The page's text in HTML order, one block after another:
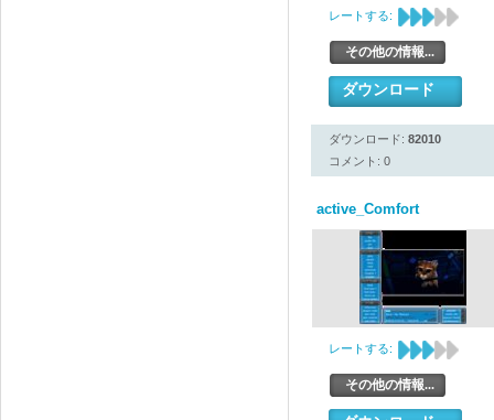
レートする:
その他の情報...
ダウンロード
ダウンロード: 82010
コメント: 0
active_Comfort
レートする:
その他の情報...